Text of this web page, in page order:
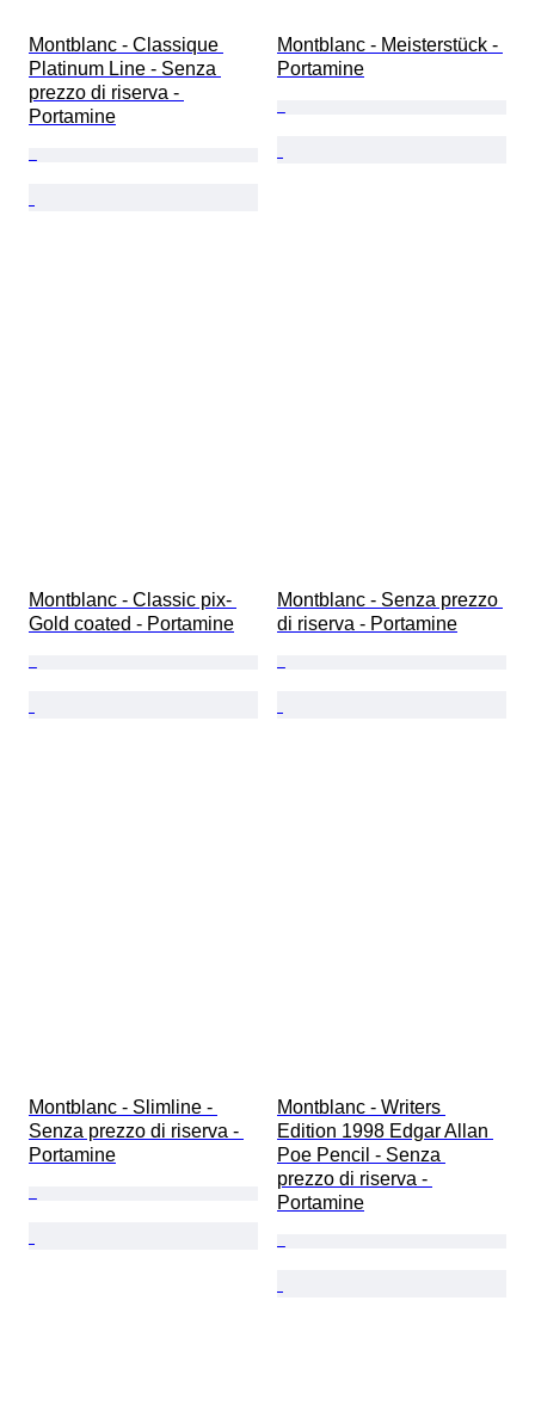
Montblanc - Classique
Platinum Line - Senza
prezzo di riserva -
Portamine
Montblanc - Meisterstück -
Portamine
Montblanc - Classic pix-
Gold coated - Portamine
Montblanc - Senza prezzo
di riserva - Portamine
Montblanc - Slimline -
Senza prezzo di riserva -
Portamine
Montblanc - Writers
Edition 1998 Edgar Allan
Poe Pencil - Senza
prezzo di riserva -
Portamine